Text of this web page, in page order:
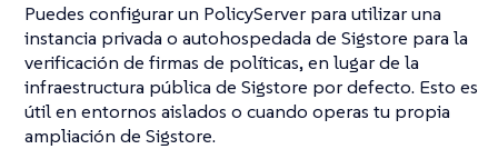
Puedes configurar un PolicyServer para utilizar una
instancia privada o autohospedada de Sigstore para la
verificación de firmas de políticas, en lugar de la
infraestructura pública de Sigstore por defecto. Esto es
útil en entornos aislados o cuando operas tu propia
ampliación de Sigstore.